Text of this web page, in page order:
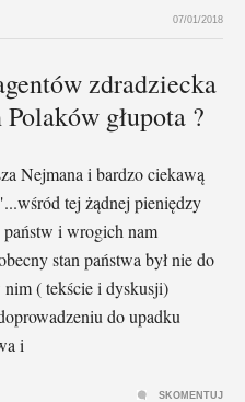
07/01/2018
zdradziecka
głupota ?
Nejmana i bardzo ciekawą
tej żądnej pieniędzy
państw i wrogich nam
stan państwa był nie do
( tekście i dyskusji)
do upadku
i
SKOMENTUJ